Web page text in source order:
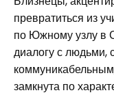
превратиться из
по Южному узлу в
диалогу с людьми,
замкнута по